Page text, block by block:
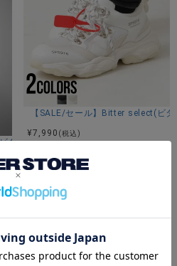
Lサイズ着用
Lサイズ着用
になります。お客様により、感
すので、あくまでもご参考とし
ターセレクト)総柄長袖カーディガン/全7
【SALE/セール】Bitter select(ビ
¥7,990 (税込)